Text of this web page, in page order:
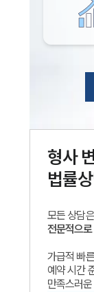
형사
법률
모든 상담
전문적으
가급적 빠
예약 시간
만족스러